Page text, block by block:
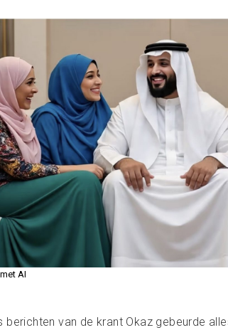
AI
berichten van de krant Okaz gebeurde